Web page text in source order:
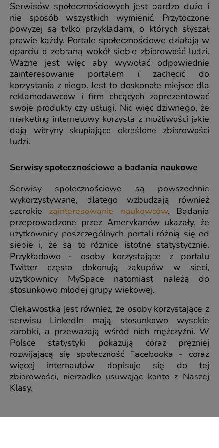
Serwisów społecznościowych jest bardzo dużo i
nie sposób wszystkich wymienić. Przytoczone
powyżej są tylko przykładami, o których słyszał
prawie każdy. Portale społecznościowe działają w
oparciu o zebraną wokół siebie zbiorowość ludzi.
Ważne jest więc aby wywołać odpowiednie
zainteresowanie portalem i zachęcić do
korzystania z niego. Jest to doskonałe miejsce dla
reklamodawców i firm chcących zaprezentować
swoje produkty czy usługi. Nic więc dziwnego, że
marketing internetowy korzysta z możliwości jakie
dają witryny skupiające określone zbiorowości
ludzi.
Serwisy społecznościowe a badania naukowe
Serwisy społecznościowe są powszechnie
wykorzystywane, dlatego wzbudzają również
szerokie zainteresowanie naukowców. Badania
przeprowadzone przez Amerykanów ukazały, że
użytkownicy poszczególnych portali różnią się od
siebie i, że są to różnice istotne statystycznie.
Przykładowo - osoby korzystające z portalu
Twitter często dokonują zakupów w sieci,
użytkownicy MySpace natomiast należą do
stosunkowo młodej grupy wiekowej.
Ciekawostką jest również, że osoby korzystające z
serwisu LinkedIn mają stosunkowo wysokie
zarobki, a przeważają wśród nich mężczyźni. W
Polsce statystyki pokazują coraz prężniej
rozwijającą się społeczność Facebooka - coraz
więcej internautów dopisuje się do tej
zbiorowości, nierzadko usuwając konto z Naszej
Klasy.